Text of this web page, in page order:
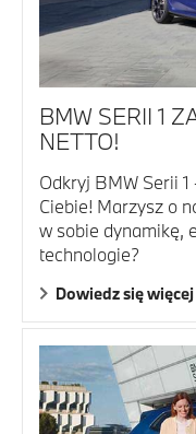
BMW SERII 1
NETTO!
Odkryj BMW Serii
Ciebie! Marzysz o
w sobie dynamikę,
technologie?
Dowiedz się więcej